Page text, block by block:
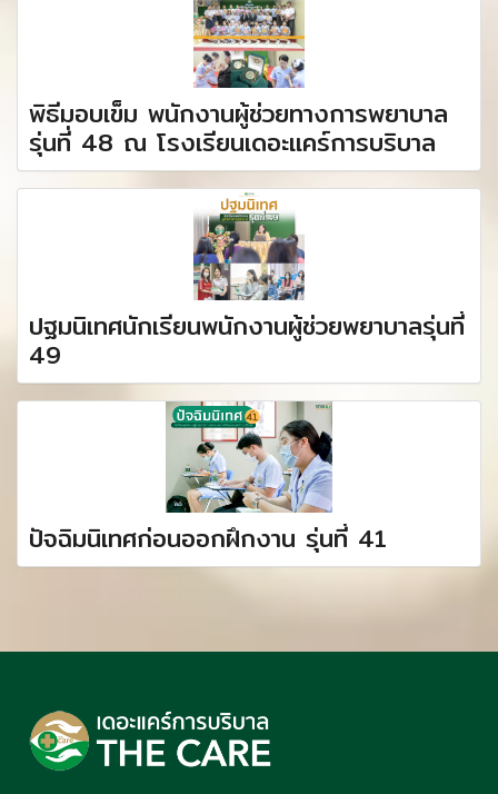
พิธีมอบเข็ม พนักงานผู้ช่วยทางการพยาบาล
รุ่นที่ 48 ณ โรงเรียนเดอะแคร์การบริบาล
ปฐมนิเทศนักเรียนพนักงานผู้ช่วยพยาบาลรุ่นที่
49
ปัจฉิมนิเทศก่อนออกฝึกงาน รุ่นที่ 41